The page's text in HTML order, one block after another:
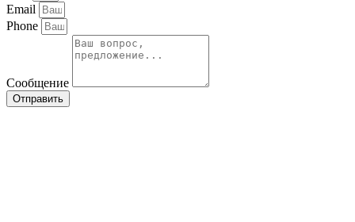
Email
Phone
Сообщение
Отправить